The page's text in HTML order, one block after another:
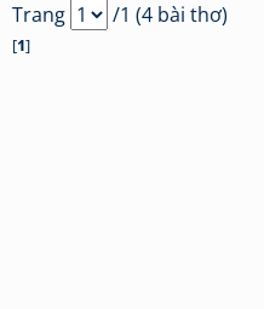
Trang /1 (4 bài thơ)
[1]